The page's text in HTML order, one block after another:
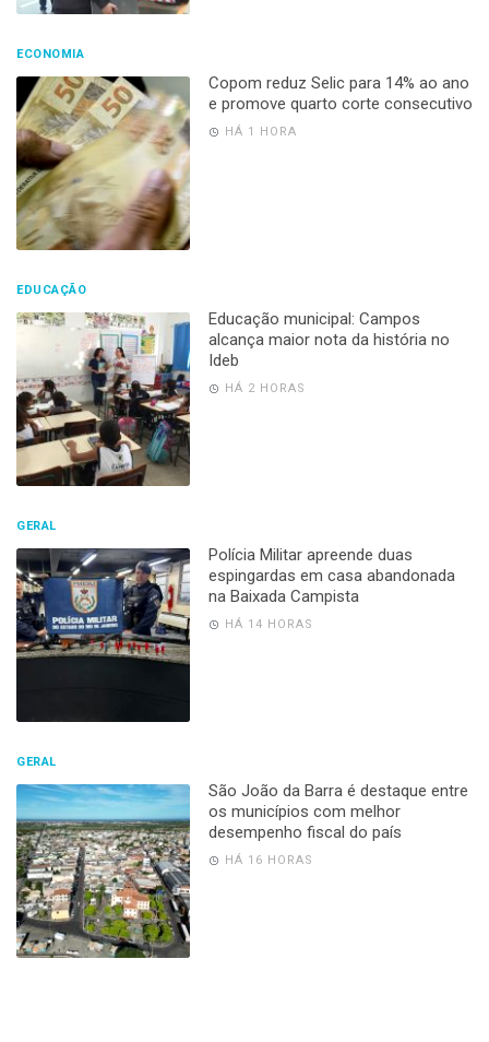
ECONOMIA
Copom reduz Selic para 14% ao ano
e promove quarto corte consecutivo
HÁ 1 HORA
EDUCAÇÃO
Educação municipal: Campos
alcança maior nota da história no
Ideb
HÁ 2 HORAS
GERAL
Polícia Militar apreende duas
espingardas em casa abandonada
na Baixada Campista
HÁ 14 HORAS
GERAL
São João da Barra é destaque entre
os municípios com melhor
desempenho fiscal do país
HÁ 16 HORAS